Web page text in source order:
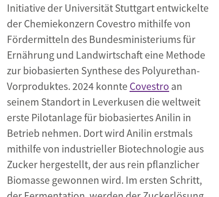
Initiative der Universität Stuttgart entwickelte
der Chemiekonzern Covestro mithilfe von
Fördermitteln des Bundesministeriums für
Ernährung und Landwirtschaft eine Methode
zur biobasierten Synthese des Polyurethan-
Vorproduktes. 2024 konnte Covestro an
seinem Standort in Leverkusen die weltweit
erste Pilotanlage für biobasiertes Anilin in
Betrieb nehmen. Dort wird Anilin erstmals
mithilfe von industrieller Biotechnologie aus
Zucker hergestellt, der aus rein pflanzlicher
Biomasse gewonnen wird. Im ersten Schritt,